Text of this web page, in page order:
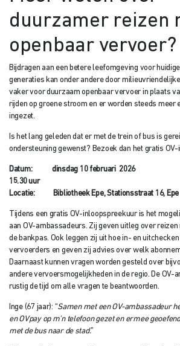
duurzamer reizen
openbaar vervoer?
Bijdragen aan een betere leefomgeving voor
generaties kan onder andere door
vaker voor duurzaam openbaar vervoer in plaats
rijden op groene stroom en er worden steeds meer
ingezet.
Is het lang geleden dat er met de trein of bus is
ondersteuning gewenst? Bezoek dan het gratis
Datum: dinsdag 10 februari
15.30 uur
Locatie: Bibliotheek Epe, Stationsstraat 16, Epe
Tijdens een gratis OV-inloopspreekuur is het
aan OV-ambassadeurs. Zij geven uitleg over
de bankpas. Ook leggen zij uit hoe in- en
vervoerders en geven zij advies over welk
Daarnaast kunnen vragen worden gesteld over
andere vervoersmogelijkheden in de regio. De OV-
rustig de tijd om alle vragen te beantwoorden.
Inge (67 jaar): “Samen met een OV-ambassadeur
en OVpay op m’n telefoon gezet en ermee
met de bus naar de stad.”